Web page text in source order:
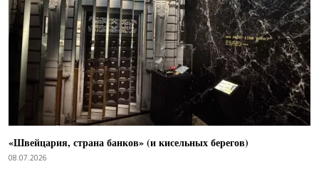
«Швейцария, страна банков» (и кисельных берегов)
08.07.2026